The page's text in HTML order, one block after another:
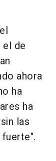
de
ahora
ha
ha
las